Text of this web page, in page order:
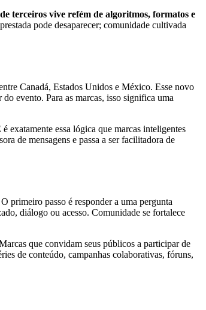
terceiros vive refém de algoritmos, formatos e
pode desaparecer; comunidade cultivada
Canadá, Estados Unidos e México. Esse novo
evento. Para as marcas, isso significa uma
é exatamente essa lógica que marcas inteligentes
de mensagens e passa a ser facilitadora de
primeiro passo é responder a uma pergunta
diálogo ou acesso. Comunidade se fortalece
que convidam seus públicos a participar de
de conteúdo, campanhas colaborativas, fóruns,